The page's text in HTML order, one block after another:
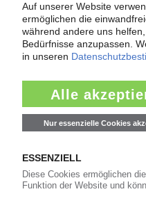
Force Majeure in der
Fragen und Antworten: Was
Themenkomplex Force